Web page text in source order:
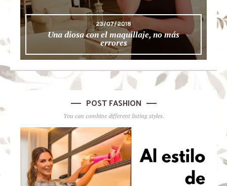
23/07/2018
Una diosa con el maquillaje, no más
errores
POST FASHION
You can combine different listing styles.